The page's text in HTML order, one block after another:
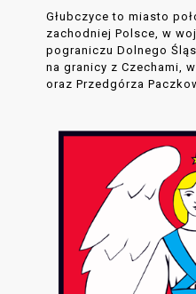
Głubczyce to miasto
zachodniej Polsce, w
pograniczu Dolnego
na granicy z Czechami,
oraz Przedgórza